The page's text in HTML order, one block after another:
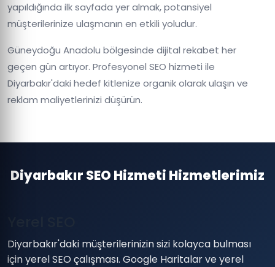
yapıldığında ilk sayfada yer almak, potansiyel
müşterilerinize ulaşmanın en etkili yoludur.
Güneydoğu Anadolu bölgesinde dijital rekabet her
geçen gün artıyor. Profesyonel SEO hizmeti ile
Diyarbakır'daki hedef kitlenize organik olarak ulaşın ve
reklam maliyetlerinizi düşürün.
Diyarbakır SEO Hizmeti Hizmetlerimiz
Diyarbakır'daki müşterilerinizin sizi kolayca bulması
için yerel SEO çalışması. Google Haritalar ve yerel